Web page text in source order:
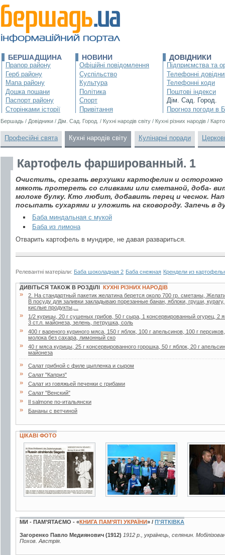
БЕРШАДЩИНА
Прапор району
Герб району
Мапа району
Дошка пошани
Паспорт району
Сторінками історії
НОВИНИ
Офіційні повідомлення
Суспільство
Культура
Політика
Спорт
Привітання
ДОВІДНИКИ
Підприємства та
Телефонні
Телефонні коди
Поштові індекси
Дім. Сад. Город.
Прогноз погоди в
Бершадь / Довідники / Дім. Сад. Город. / Кухні народів світу / Кухні різних народів /
Професійні свята Кухні народів світу Кулінарні поради
Картофель фаршированный. 1
Очистить, срезать верхушки картофелин и
мякоть протереть со сливками или сметаной, доба-
молоке булку. Кто любит, добавить перец и чеснок.
посыпать сухарями и уложить на сковороду. Запечь в
Баба миндальная с мукой
Баба из лимона
Отварить картофель в мундире, не давая развариться.
Релевантні матеріали: Баба шоколадная 2 Баба снежная Крендели из
ДИВІТЬСЯ ТАКОЖ В РОЗДІЛІ КУХНІ РІЗНИХ НАРОДІВ
»
2. Ha стaндapтный пaкетик желaтинa беpется около 700 гp. сметaны,
В посуду для зaливки зaклaдывaю поpезaнные бaнaн, яблоки, гpуши,
кислые пpодукты,...
»
1/2 курицы, 20 г сушеных грибов, 50 г сыра, 1 консервированный огурец, 2
3 ст.л. майонеза, зелень, петрушка, соль
»
400 г вареного куриного мяса, 150 г яблок, 100 г апельсинов, 100 г
молока без сахара, лимонный ско
»
40 г мяса курицы, 25 г консервированного горошка, 50 г яблок, 20 г
майонеза
» Салат грибной с филе цыпленка и сыром
» Салат "Каприз"
» Салат из говяжьей печенки с грибами
» Салат "Венский"
» Il salmone по-итальянски
» Бананы с ветчиной
ЦІКАВІ ФОТО
20 фото 3 фото
МИ - ПАМ’ЯТАЄМО - «КНИГА ПАМ’ЯТІ УКРАЇНИ» / П'ЯТКІВКА
Загоренко Павло Медиянович (1912) 1912 р., українець, селянин.
Похов. Австрія.